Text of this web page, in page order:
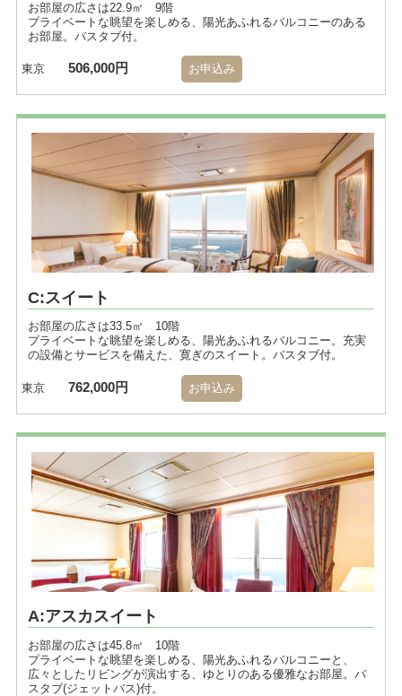
お部屋の広さは22.9㎡ 9階
プライベートな眺望を楽しめる、陽光あふれるバルコニーのある
お部屋。バスタブ付。
東京 506,000円 お申込み
C:スイート
お部屋の広さは33.5㎡ 10階
プライベートな眺望を楽しめる、陽光あふれるバルコニー。充実
の設備とサービスを備えた、寛ぎのスイート。バスタブ付。
東京 762,000円 お申込み
A:アスカスイート
お部屋の広さは45.8㎡ 10階
プライベートな眺望を楽しめる、陽光あふれるバルコニーと、
広々としたリビングが演出する、ゆとりのある優雅なお部屋。バ
スタブ(ジェットバス)付。